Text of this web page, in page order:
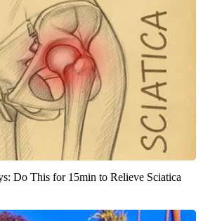
Do This for 15min to Relieve Sciatica